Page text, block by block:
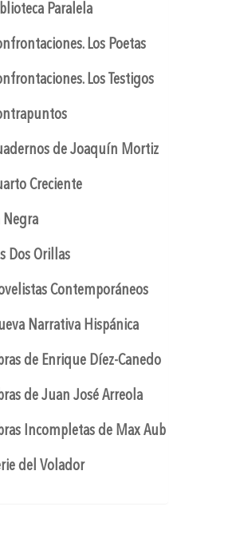
Paralela
Los Poetas
Los Testigos
de Joaquín Mortiz
Creciente
Negra
Dos Orillas
Contemporáneos
Narrativa Hispánica
de Enrique Díez-Canedo
de Juan José Arreola
Incompletas de Max Aub
del Volador